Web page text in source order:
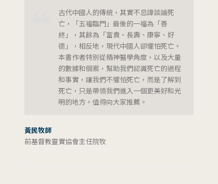
古代中國人的傳統，其實不忌諱談論死
亡，「五福臨門」最後的一福為「善
終」，其餘為「富貴、長壽、康寧、好
德」，相反地，現代中國人卻懼怕死亡。
本書作者特別從精神醫學角度，以及大量
的數據和個案，幫助我們認識死亡的過程
和事實，讓我們不懼怕死亡，而是了解到
死亡，只是帶領我們進入一個更美好和光
明的地方。值得向大家推薦。
黃民牧師
前基督教靈實協會主任院牧